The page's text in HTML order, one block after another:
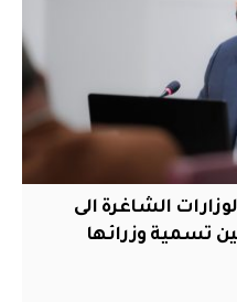
الشاغرة الى
تسمية وزرائها